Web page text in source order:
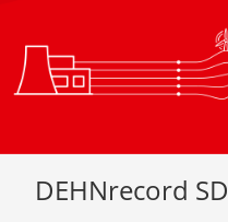
content
DEHNrecord SD